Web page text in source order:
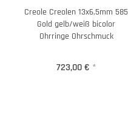
Creole Creolen 13x6,5mm 585
Gold gelb/weiß bicolor
Ohrringe Ohrschmuck
723,00 € *